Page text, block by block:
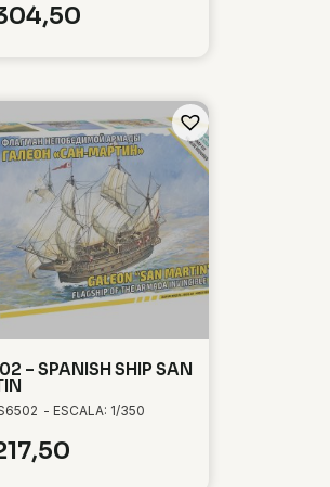
– SPANISH SHIP SAN
- ESCALA: 1/350